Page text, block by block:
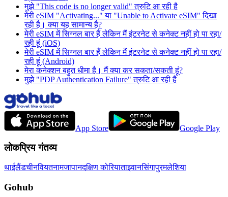
मुझे "This code is no longer valid" त्रुटि आ रही है
मेरी eSIM "Activating..." या "Unable to Activate eSIM" दिखा
रही है। क्या यह सामान्य है?
मेरी eSIM में सिग्नल बार हैं लेकिन मैं इंटरनेट से कनेक्ट नहीं हो पा रहा/
रही हूं (iOS)
मेरी eSIM में सिग्नल बार हैं लेकिन मैं इंटरनेट से कनेक्ट नहीं हो पा रहा/
रही हूं (Android)
मेरा कनेक्शन बहुत धीमा है। मैं क्या कर सकता/सकती हूं?
मुझे "PDP Authentication Failure" त्रुटि आ रही है
App Store Google Play
लोकप्रिय गंतव्य
थाईलैंडचीनवियतनामजापानदक्षिण कोरियाताइवानसिंगापुरमलेशिया
Gohub